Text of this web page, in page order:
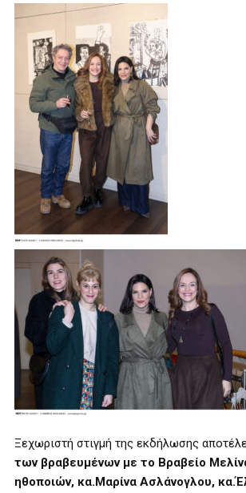
Ξεχωριστή στιγμή της εκδήλωσης
των βραβευμένων με το Βραβείο
ηθοποιών, κα.Μαρίνα Ασλάνογλου,